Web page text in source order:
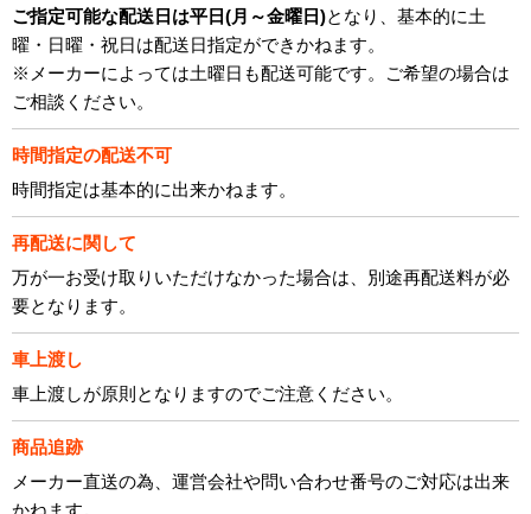
ご指定可能な配送日は平日(月～金曜日)となり、基本的に土
曜・日曜・祝日は配送日指定ができかねます。
※メーカーによっては土曜日も配送可能です。ご希望の場合は
ご相談ください。
時間指定の配送不可
時間指定は基本的に出来かねます。
再配送に関して
万が一お受け取りいただけなかった場合は、別途再配送料が必
要となります。
車上渡し
車上渡しが原則となりますのでご注意ください。
商品追跡
メーカー直送の為、運営会社や問い合わせ番号のご対応は出来
かねます。